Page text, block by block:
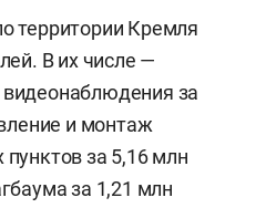
территории Кремля
В их числе —
за
и монтаж
за 5,16 млн
за 1,21 млн